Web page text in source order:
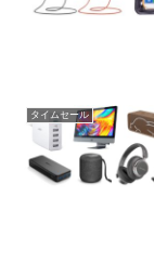
タイムセール